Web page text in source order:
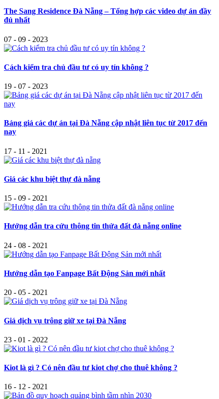
The Sang Residence Đà Nẵng – Tổng hợp các video dự án đầy
đủ nhất
07 - 09 - 2023
Cách kiểm tra chủ đầu tư có uy tín không ?
19 - 07 - 2023
Bảng giá các dự án tại Đà Nẵng cập nhật liên tục từ 2017 đến
nay
17 - 11 - 2021
Giá các khu biệt thự đà nẵng
15 - 09 - 2021
Hướng dẫn tra cứu thông tin thửa đất đà nẵng online
24 - 08 - 2021
Hướng dẫn tạo Fanpage Bất Động Sản mới nhất
20 - 05 - 2021
Giá dịch vụ trông giữ xe tại Đà Nẵng
23 - 01 - 2022
Kiot là gì ? Có nên đầu tư kiot chợ cho thuê không ?
16 - 12 - 2021